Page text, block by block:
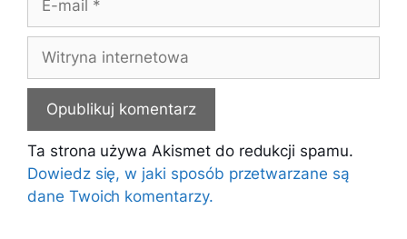
mail
internetowa
Ta strona używa Akismet do redukcji spamu.
Dowiedz się, w jaki sposób przetwarzane są
dane Twoich komentarzy.